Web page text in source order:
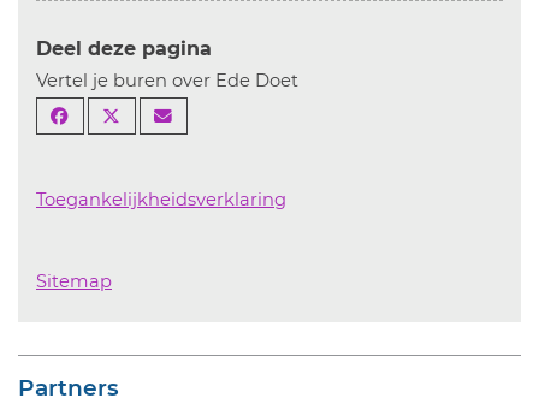
Deel deze pagina
Vertel je buren over Ede Doet
Toegankelijkheidsverklaring
Sitemap
Partners